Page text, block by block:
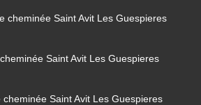
cheminée Saint Avit Les Guespieres
Saint Avit Les Guespieres
cheminée Saint Avit Les Guespieres